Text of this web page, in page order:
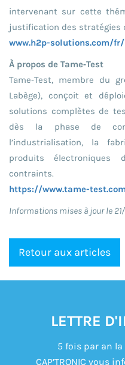
intervenant sur cette
justification des stratégies
www.h2p-solutions.com/fr/
À propos de Tame‑Test
Tame‑Test, membre du
Labège), conçoit et
solutions complètes de
dès la phase de
l’industrialisation, la
produits électroniques
contraints.
https://www.tame-
Informations mises à jour le
Retour aux articles
LETTRE
5 fois par an
CAP’TRONIC vous